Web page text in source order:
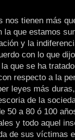
tienen más
la que estamos
y la
con lo que
que se ha
respecto a la
leyes más
de la
50 a 80 ó 100
y todo aquel
de sus víctimas